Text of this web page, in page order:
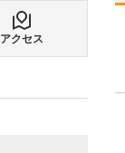
アクセス